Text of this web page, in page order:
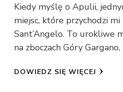
Kiedy myślę o Apulii,
miejsc, które przychodzi
Sant’Angelo. To urokliwe
na zboczach Góry
DOWIEDZ SIĘ WIĘCEJ